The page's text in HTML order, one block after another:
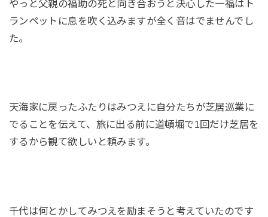
やっと父親の福助の死と向き合おうと決心した一福はト
ランペットに息を吹く込みますが全く音はでませんでし
た。
天海家に戻ったふたりはみつえに自分たちが芝居巡業に
でることを伝えて、旅に出る前に道頓堀で1回だけ芝居を
するから観て欲しいと頼みます。
千代は何とかしてみつえを励まそうと考えていたのです